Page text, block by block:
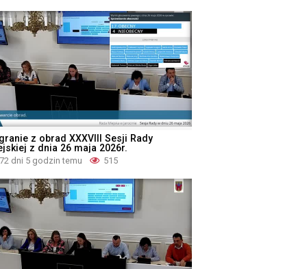
z obrad XXXVIII Sesji Rady
z dnia 26 maja 2026r.
72 dni 5 godzin temu 515